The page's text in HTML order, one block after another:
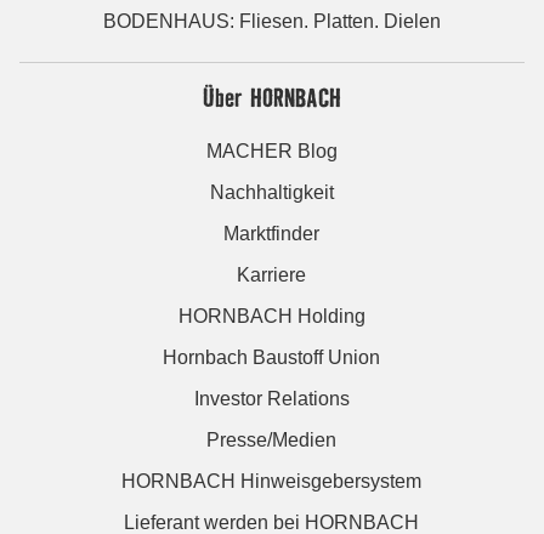
BODENHAUS: Fliesen. Platten. Dielen
Über HORNBACH
MACHER Blog
Nachhaltigkeit
Marktfinder
Karriere
HORNBACH Holding
Hornbach Baustoff Union
Investor Relations
Presse/Medien
HORNBACH Hinweisgebersystem
Lieferant werden bei HORNBACH